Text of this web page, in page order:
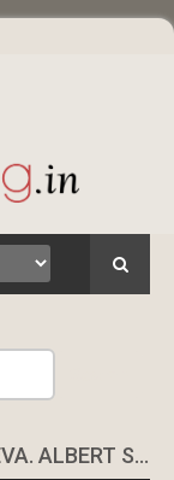
UM ANBU ENAKKU POTHUMAE - EVA. ALBERT SOLOMON